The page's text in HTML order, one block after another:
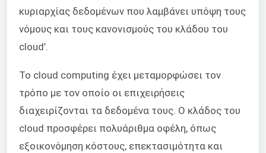
κυριαρχίας δεδομένων που λαμβάνει υπόψη τους
νόμους και τους κανονισμούς του κλάδου του
cloud’.
Το cloud computing έχει μεταμορφώσει τον
τρόπο με τον οποίο οι επιχειρήσεις
διαχειρίζονται τα δεδομένα τους. Ο κλάδος του
cloud προσφέρει πολυάριθμα οφέλη, όπως
εξοικονόμηση κόστους, επεκτασιμότητα και